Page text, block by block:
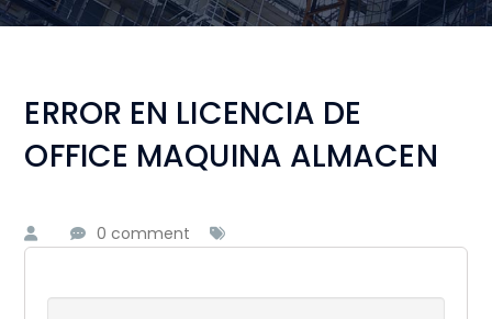
ERROR EN LICENCIA DE
OFFICE MAQUINA ALMACEN
0 comment